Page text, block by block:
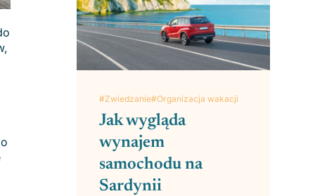
#Zwiedzanie#Organizacja wakacji
Jak wygląda
wynajem
samochodu na
Sardynii